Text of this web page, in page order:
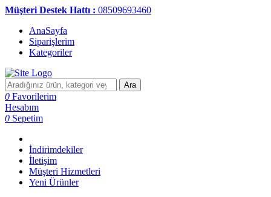
Müşteri Destek Hattı : 08509693460
AnaSayfa
Siparişlerim
Kategoriler
Ara
0 Favorilerim
Hesabım
0 Sepetim
İndirimdekiler
İletişim
Müşteri Hizmetleri
Yeni Ürünler